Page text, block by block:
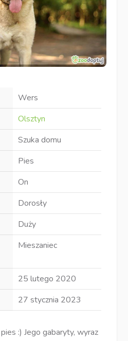
Wers
Olsztyn
Szuka domu
Pies
On
Dorosły
Duży
Mieszaniec
25 lutego 2020
27 stycznia 2023
:) Jego gabaryty, wyraz